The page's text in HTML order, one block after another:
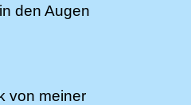
den Augen
von meiner